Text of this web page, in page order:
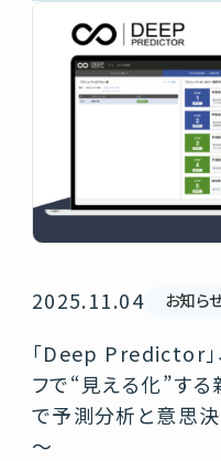
2025.11.04 お知ら
「Deep Predictor」
フで“見える化”す
で予測分析と意思
～